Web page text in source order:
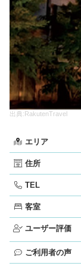
出典:RakutenTravel
エリア
住所
TEL
客室
ユーザー評価
ご利用者の声